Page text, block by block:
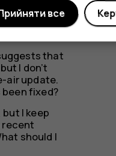
affected?
that
I don’t
air update.
been fixed?
I keep
should I
все